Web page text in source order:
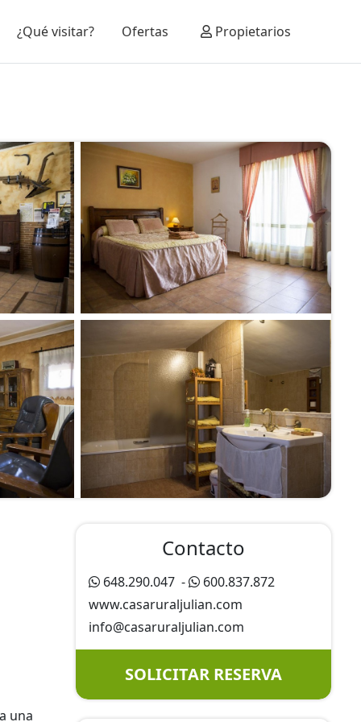
¿Qué visitar? Ofertas Propietarios
una
Contacto
648.290.047 -
600.837.872
www.casaruraljulian.com
info@casaruraljulian.com
SOLICITAR RESERVA